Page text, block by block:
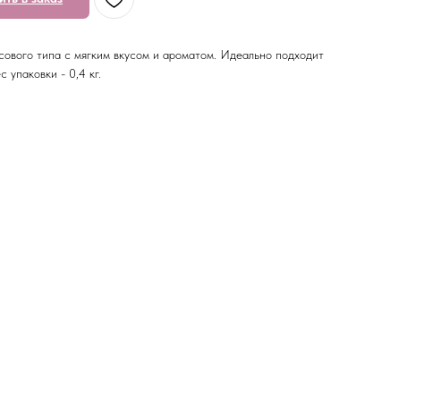
типа с мягким вкусом и ароматом. Идеально подходит
упаковки - 0,4 кг.